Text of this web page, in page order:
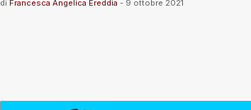
di Francesca Angelica Ereddia - 9 ottobre 2021